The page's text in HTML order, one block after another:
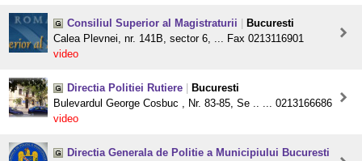
Consiliul Superior al Magistraturii
Bucuresti
Calea Plevnei, nr. 141B, sector 6, ... Fax 0213116901
video
Directia Politiei Rutiere
Bucuresti
Bulevardul George Cosbuc , Nr. 83-85, Se .. ... 0213166686
video
Directia Generala de Politie a Municipiului Bucuresti